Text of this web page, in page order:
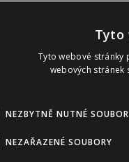
však i obráceně:
orientuje v běžném
se ženoucí Venuši a
v Beranu s
se zralým a
moudře užívat
umění být tady a teď,
Tyto
Tyto webové stránky
webových stránek
NEZBYTNĚ NUTNÉ
NEZAŘAZENÉ SOUBORY